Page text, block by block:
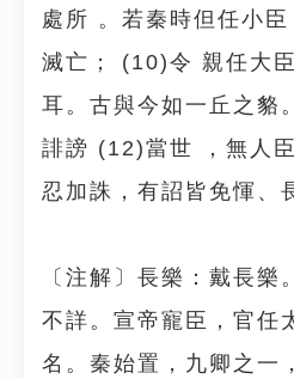
處所 。若秦時但任小
滅亡； (10)令 親任大
耳。古與今如一丘之貉
誹謗 (12)當世 ，無人
忍加誅，有詔皆免惲、
〔注解〕長樂：戴長樂
不詳。宣帝寵臣，官任
名。秦始置，九卿之一